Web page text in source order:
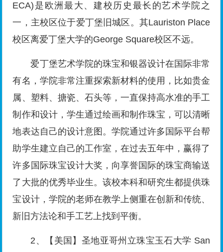
ECA)是欧洲最大、建校历史最长的艺术学院之
一，主校区位于爱丁堡旧城区。其Lauriston Place
校区离爱丁堡大学的George Square校区不远。
爱丁堡艺术学院的珠宝和银器设计在国际非常
有名，学院非常注重探索新材料的使用，比如贵金
属、塑料、搪瓷、石头等，一直保持高水准的手工
制作和设计，学生通过绘画和制作珠宝，可以清晰
地表达自己的设计意图。学院通过许多国际平台帮
助学生建立自己的工作室，在过去五年中，赢得了
许多国际珠宝设计大奖，向享誉国际的珠宝商输送
了大批的优秀毕业生。该校本科和研究生都提供珠
宝设计，学院的老师在教学上侧重在创新和传统、
新旧方法论和手工艺上找到平衡。
2、【美国】圣地亚哥州立珠宝玉石大学 San